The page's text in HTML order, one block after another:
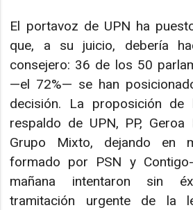
El portavoz de UPN ha
que, a su juicio, debería
consejero: 36 de los 50
—el 72%— se han
decisión. La proposición
respaldo de UPN, PP,
Grupo Mixto, dejando en
formado por PSN y
mañana intentaron sin
tramitación urgente de la